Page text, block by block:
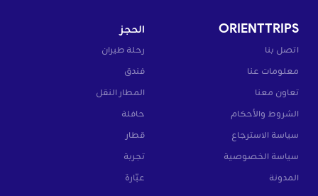
ORIENTTRIPS
اتصل بنا
معلومات عنا
تعاون معنا
الشروط والأحكام
سياسة الاسترجاع
سياسة الخصوصية
المدونة
الحجز
رحلة طيران
فندق
المطار النقل
حافلة
قطار
تجربة
عبّارة